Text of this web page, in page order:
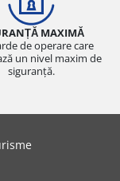
MAXIMĂ
de operare care
un nivel maxim de
siguranță.